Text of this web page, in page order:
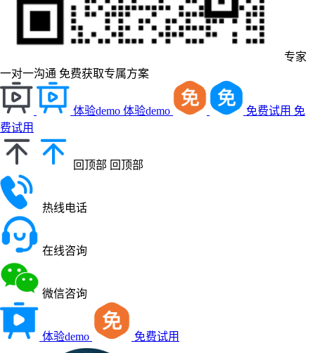
专家
一对一沟通 免费获取专属方案
体验demo 体验demo 免费试用 免
费试用
回顶部 回顶部
热线电话
在线咨询
微信咨询
体验demo 免费试用